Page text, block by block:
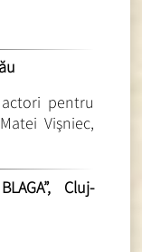
pentru
Vişniec,
Cluj-